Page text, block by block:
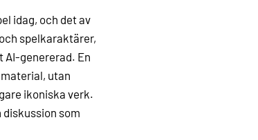
idag, och det av
spelkaraktärer,
AI-genererad. En
utan
ikoniska verk.
som